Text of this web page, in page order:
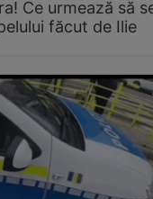
Ce urmează să
făcut de Ilie